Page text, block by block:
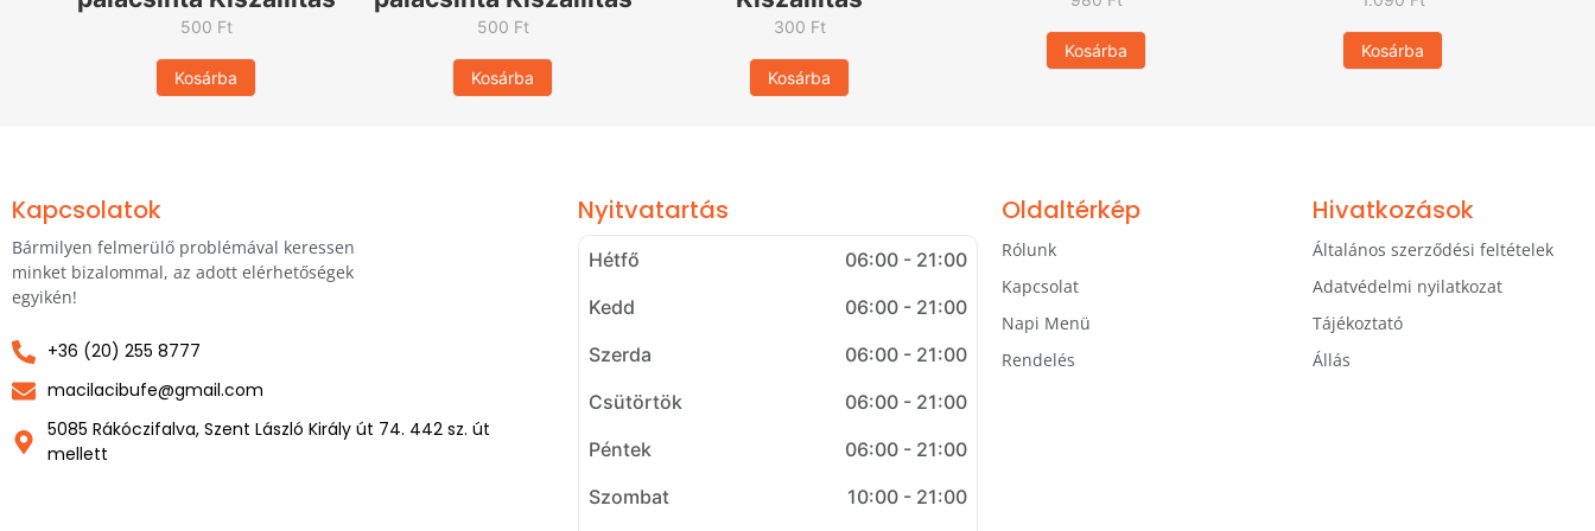
500 Ft
Kosárba
500 Ft
Kosárba
300 Ft
Kosárba
Kosárba Kosárba
Kapcsolatok
Bármilyen felmerülő problémával keressen
minket bizalommal, az adott elérhetőségek
egyikén!
+36 (20) 255 8777
macilacibufe@gmail.com
5085 Rákóczifalva, Szent László Király út 74. 442 sz. út
mellett
Nyitvatartás
Hétfő
06:00 - 21:00
Kedd
06:00 - 21:00
Szerda
06:00 - 21:00
Csütörtök
06:00 - 21:00
Péntek
06:00 - 21:00
Szombat
10:00 - 21:00
Oldaltérkép
Rólunk
Kapcsolat
Napi Menü
Rendelés
Hivatkozások
Általános szerződési feltételek
Adatvédelmi nyilatkozat
Tájékoztató
Állás